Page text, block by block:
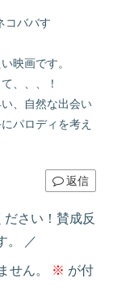
コババす
映画です。
、、、！
、自然な出会い
パロディを考え
返信
さい！賛成反
。
せん。 ※ が付